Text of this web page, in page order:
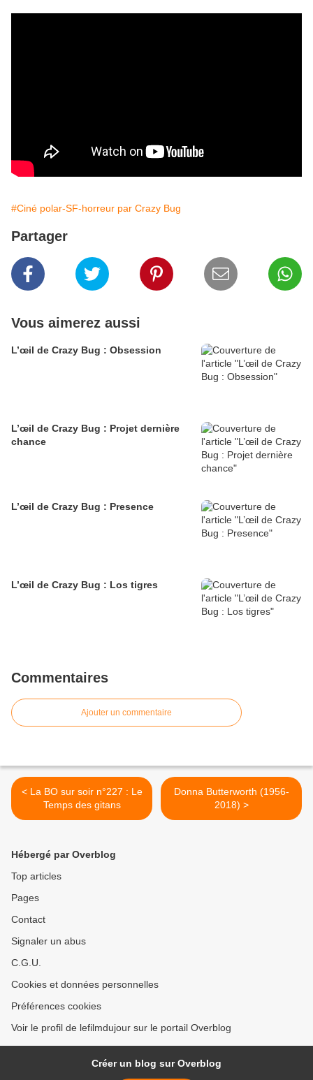
#Ciné polar-SF-horreur par Crazy Bug
Partager
Vous aimerez aussi
L’œil de Crazy Bug : Obsession
L’œil de Crazy Bug : Projet dernière
chance
L’œil de Crazy Bug : Presence
L’œil de Crazy Bug : Los tigres
Commentaires
Ajouter un commentaire
< La BO sur soir n°227 : Le
Temps des gitans
Donna Butterworth (1956-
2018) >
Hébergé par Overblog
Top articles
Pages
Contact
Signaler un abus
C.G.U.
Cookies et données personnelles
Préférences cookies
Voir le profil de lefilmdujour sur le portail Overblog
Créer un blog sur Overblog